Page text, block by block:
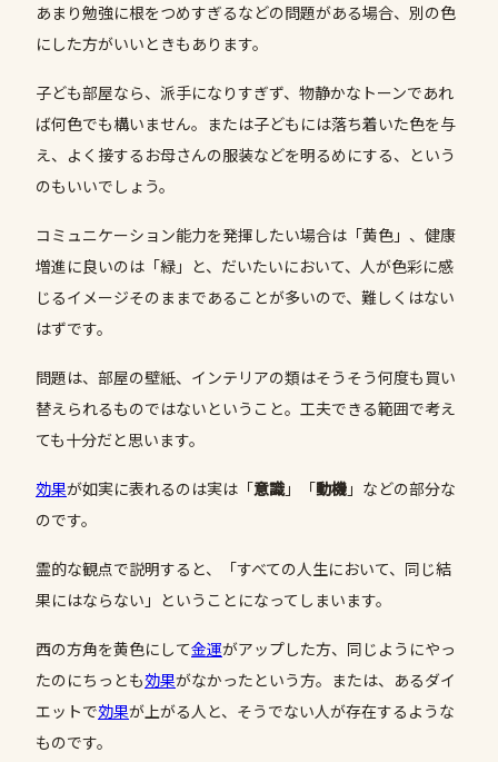
あまり勉強に根をつめすぎるなどの問題がある場合、別の色
にした方がいいときもあります。
子ども部屋なら、派手になりすぎず、物静かなトーンであれ
ば何色でも構いません。または子どもには落ち着いた色を与
え、よく接するお母さんの服装などを明るめにする、という
のもいいでしょう。
コミュニケーション能力を発揮したい場合は「黄色」、健康
増進に良いのは「緑」と、だいたいにおいて、人が色彩に感
じるイメージそのままであることが多いので、難しくはない
はずです。
問題は、部屋の壁紙、インテリアの類はそうそう何度も買い
替えられるものではないということ。工夫できる範囲で考え
ても十分だと思います。
効果が如実に表れるのは実は「意識」「動機 」などの部分な
のです。
霊的な観点で説明すると、「すべての人生において、同じ結
果にはならない」ということになってしまいます。
西の方角を黄色にして金運がアップした方、同じようにやっ
たのにちっとも効果がなかったという方。または、あるダイ
エットで効果が上がる人と、そうでない人が存在するような
ものです。